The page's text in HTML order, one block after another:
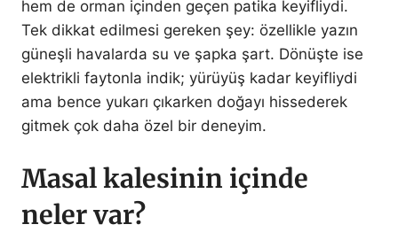
hem de orman içinden geçen patika keyifliydi.
Tek dikkat edilmesi gereken şey: özellikle yazın
güneşli havalarda su ve şapka şart. Dönüşte ise
elektrikli faytonla indik; yürüyüş kadar keyifliydi
ama bence yukarı çıkarken doğayı hissederek
gitmek çok daha özel bir deneyim.
Masal kalesinin içinde
neler var?